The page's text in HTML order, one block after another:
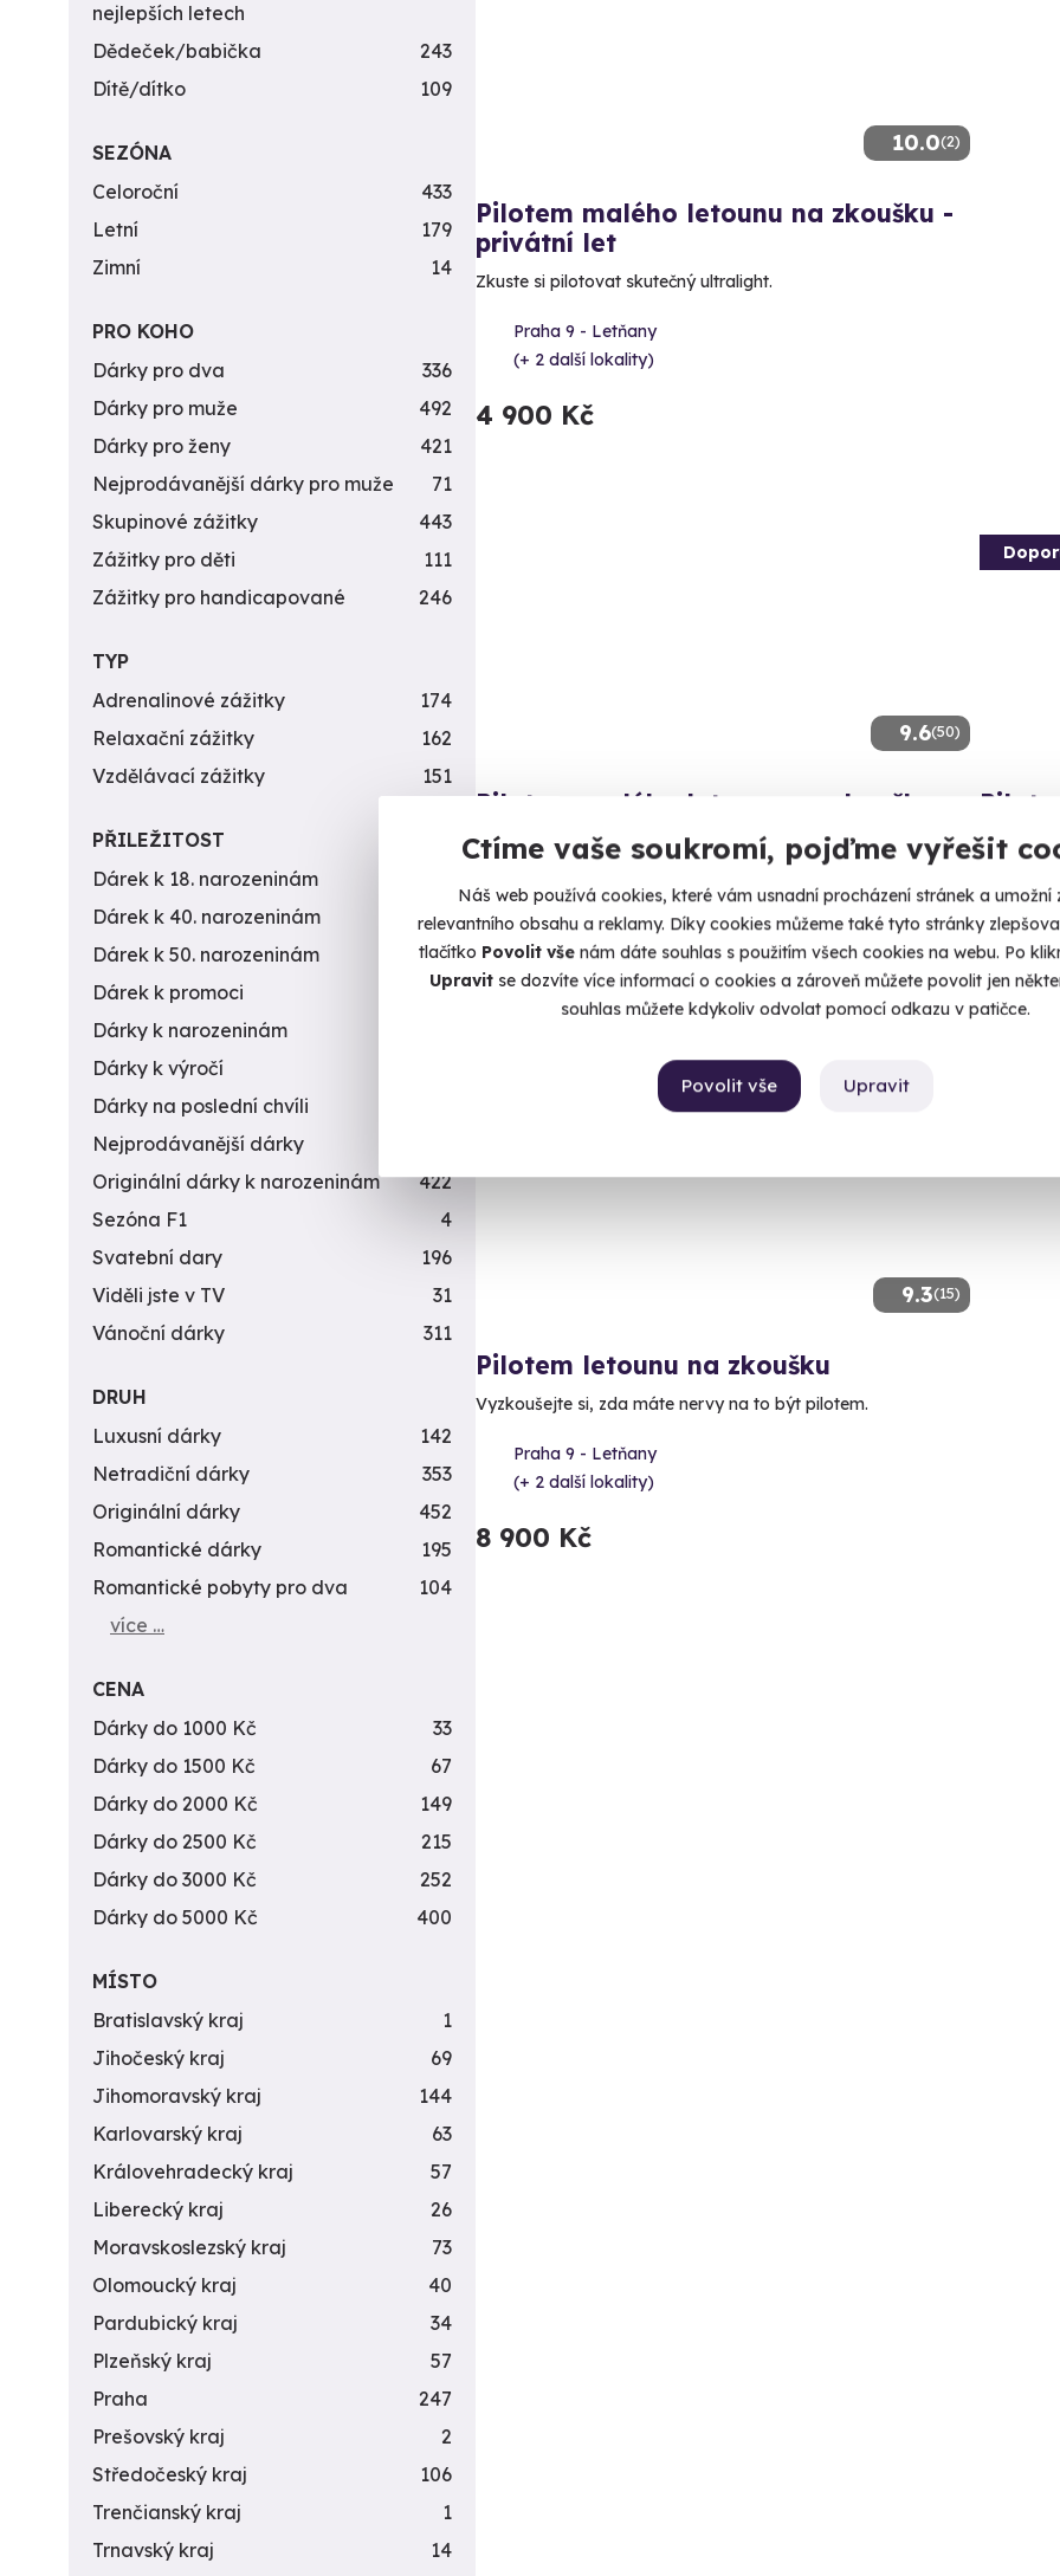
Ctíme vaše soukromí, pojďme vyřešit
Náš web používá cookies, které vám usnadní procházení stránek a umožní
relevantního obsahu a reklamy. Díky cookies můžeme také tyto stránky
tlačítko Povolit vše nám dáte souhlas s použitím všech cookies na webu. Po
Upravitse dozvíte více informací o cookies a zároveň můžete povolit jen
souhlas můžete kdykoliv odvolat pomocí odkazu v patičce.
Upravit
Povolit vše
10.0(2)
Pilotem malého letounu na zkoušku -
privátní let
Zkuste si pilotovat skutečný ultralight.
Praha 9 - Letňany
(+ 2 další lokality)
4 900 Kč
9.6(50)
Pilotem malého letounu na zkoušku
Zkuste si pilotovat skutečný ultralight.
Praha 9 - Letňany
(+ 2 další lokality)
3 900 Kč
Dopřejte
(+ 7
6 900
9.3(15)
Pilotem letounu na zkoušku
Vyzkoušejte si, zda máte nervy na to být pilotem.
Praha 9 - Letňany
(+ 2 další lokality)
8 900 Kč
nejlepších letech
Dědeček/babička
243
Dítě/dítko
109
SEZÓNA
Celoroční
433
Letní
179
Zimní
14
PRO KOHO
Dárky pro dva
336
Dárky pro muže
492
Dárky pro ženy
421
Nejprodávanější dárky pro muže
71
Skupinové zážitky
443
Zážitky pro děti
111
Zážitky pro handicapované
246
TYP
Adrenalinové zážitky
174
Relaxační zážitky
162
Vzdělávací zážitky
151
PŘILEŽITOST
Dárek k 18. narozeninám
Dárek k 40. narozeninám
453
Dárek k 50. narozeninám
378
Dárek k promoci
245
Dárky k narozeninám
Dárky k výročí
Dárky na poslední chvíli
Nejprodávanější dárky
Originální dárky k narozeninám
422
Sezóna F1
4
Svatební dary
196
Viděli jste v TV
31
Vánoční dárky
311
DRUH
Luxusní dárky
142
Netradiční dárky
353
Originální dárky
452
Romantické dárky
195
Romantické pobyty pro dva
104
více …
CENA
Dárky do 1000 Kč
33
Dárky do 1500 Kč
67
Dárky do 2000 Kč
149
Dárky do 2500 Kč
215
Dárky do 3000 Kč
252
Dárky do 5000 Kč
400
MÍSTO
Bratislavský kraj
1
Jihočeský kraj
69
Jihomoravský kraj
144
Karlovarský kraj
63
Královehradecký kraj
57
Liberecký kraj
26
Moravskoslezský kraj
73
Olomoucký kraj
40
Pardubický kraj
34
Plzeňský kraj
57
Praha
247
Prešovský kraj
2
Středočeský kraj
106
Trenčianský kraj
1
Trnavský kraj
14